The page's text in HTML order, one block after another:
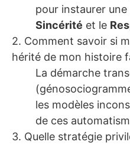
pour instaurer
Sincérité et le
2. Comment savoir si
hérité de mon histoire
La démarche
les modèles
de ces
3. Quelle stratégie